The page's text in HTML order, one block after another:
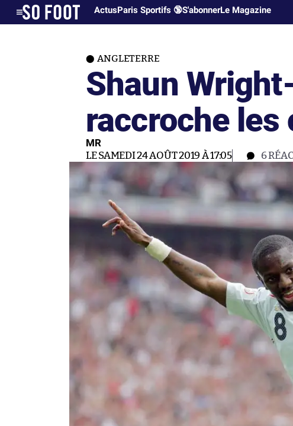
ActusParis Sportifs 🔞S'abonnerLe Magazine
ANGLETERRE
Shaun
raccroche les
MR
LE SAMEDI 24 AOÛT 2019 À 17:05 6